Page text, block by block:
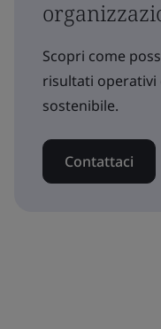
Scopri come
risultati operativi
sostenibile.
Contattaci